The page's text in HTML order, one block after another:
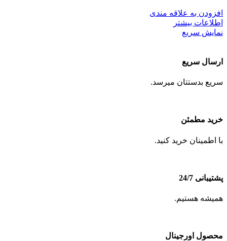
افزودن به علاقه مندی
اطلاعات بیشتر
نمایش سریع
ارسال سریع
سریع بدستتان میرسد.
خرید مطمئن
با اطمینان خرید کنید.
پشتیبانی 24/7
همیشه هستیم.
محصول اورجینال